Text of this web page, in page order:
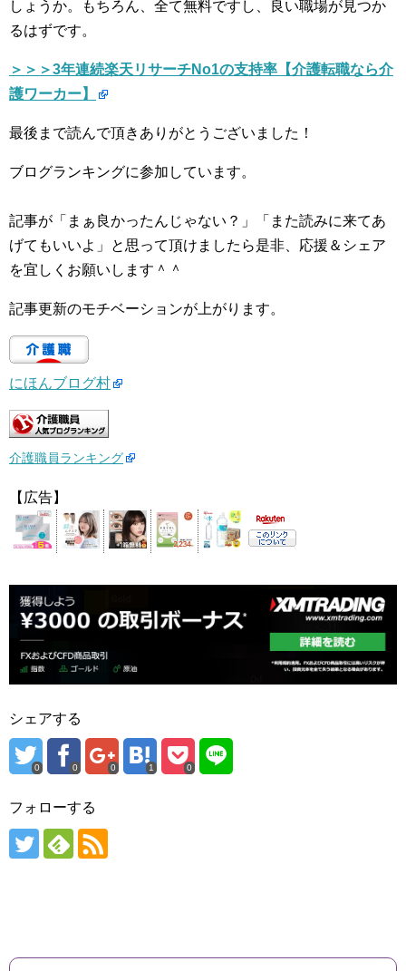
しょうか。もちろん、全て無料ですし、良い職場が見つか
るはずです。
＞＞＞3年連続楽天リサーチNo1の支持率【介護転職なら介
護ワーカー】
最後まで読んで頂きありがとうございました！
ブログランキングに参加しています。
記事が「まぁ良かったんじゃない？」「また読みに来てあ
げてもいいよ」と思って頂けましたら是非、応援＆シェア
を宜しくお願いします＾＾
記事更新のモチベーションが上がります。
にほんブログ村
介護職員ランキング
【広告】
シェアする
0 0 0 1 0
フォローする